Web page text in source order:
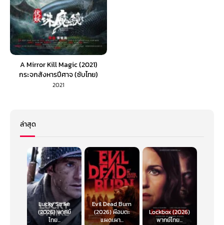
A Mirror Kill Magic (2021)
กระจกสังหารปีศาจ (ซับไทย)
2021
ล่าสุด
Lucky Strike
(2026) พากย์
ไทย...
Evil Dead Burn
(2026) ผีอมตะ
แผดเผา...
Lockbox (2026)
พากย์ไทย...